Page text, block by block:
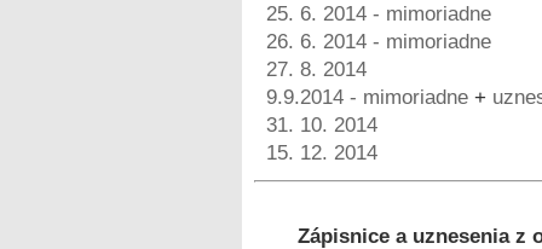
25. 6. 2014 - mimoriadne
26. 6. 2014 - mimoriadne
27. 8. 2014
9.9.2014 - mimoriadne +
31. 10. 2014
15. 12. 2014
Zápisnice a uznesenia z